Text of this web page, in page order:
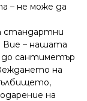
– не може да
стандартни
Вие – нашата
до сантиметър
на
на